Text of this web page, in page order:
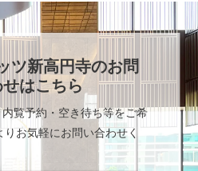
ツ新高円寺のお問
はこちら
覧予約・空き待ち等をご希
お気軽にお問い合わせく